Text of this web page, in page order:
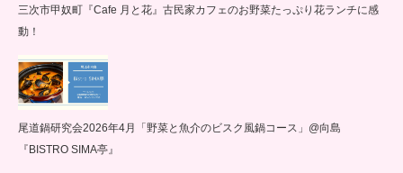
三次市甲奴町『Cafe 月と花』古民家カフェのお野菜たっぷり花ランチに感
動！
尾道鍋研究会2026年4月「野菜と魚介のビスク風鍋コース」@向島
『BISTRO SIMA亭』